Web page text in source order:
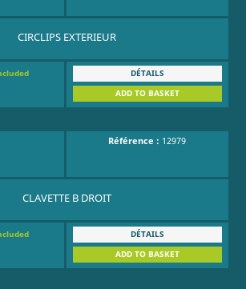
CIRCLIPS EXTERIEUR
DÉTAILS
ADD TO BASKET
Référence : 12979
CLAVETTE B DROIT
DÉTAILS
ADD TO BASKET